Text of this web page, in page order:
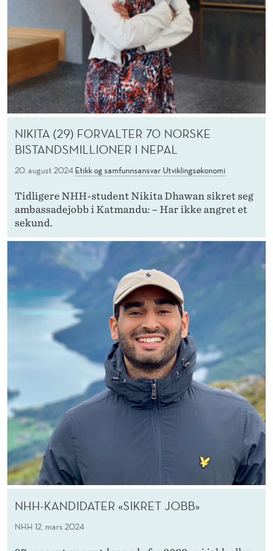
NIKITA (29) FORVALTER 70 NORSKE
BISTANDSMILLIONER I NEPAL
20. august 2024 Etikk og samfunnsansvar Utviklingsøkonomi
Tidligere NHH-student Nikita Dhawan sikret seg
ambassadejobb i Katmandu: – Har ikke angret et
sekund.
NHH-KANDIDATER «SIKRET JOBB»
NHH 12. mars 2024